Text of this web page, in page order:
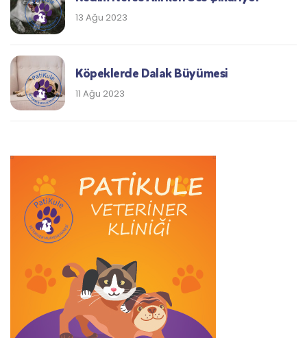
13 Ağu 2023
Köpeklerde Dalak Büyümesi
11 Ağu 2023